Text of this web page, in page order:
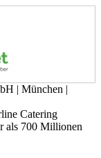
| München |
Catering
als 700 Millionen